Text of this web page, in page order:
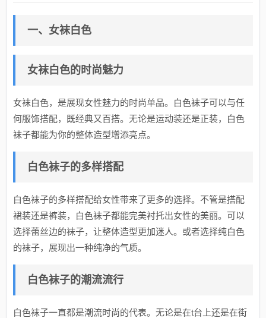
一、女袜白色
女袜白色的时尚魅力
女袜白色，是展现女性魅力的时尚单品。白色袜子可以与任
何服饰搭配，既经典又百搭。无论是运动装还是正装，白色
袜子都能为你的整体造型增添亮点。
白色袜子的多样搭配
白色袜子的多样搭配给女性带来了更多的选择。不管是搭配
裙装还是裤装，白色袜子都能完美衬托出女性的美丽。可以
选择蕾丝边的袜子，让整体造型更加迷人。或者选择纯白色
的袜子，展现出一种纯净的气质。
白色袜子的潮流流行
白色袜子一直都是潮流时尚的代表。无论是在t台上还是在街